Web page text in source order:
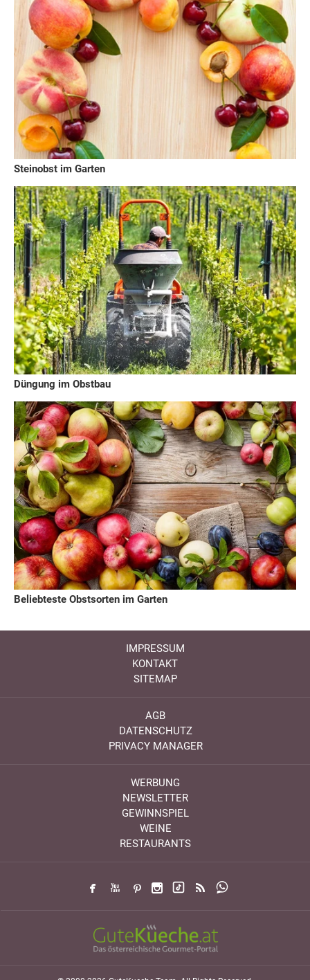
Steinobst im Garten
Düngung im Obstbau
Beliebteste Obstsorten im Garten
IMPRESSUM
KONTAKT
SITEMAP
AGB
DATENSCHUTZ
PRIVACY MANAGER
WERBUNG
NEWSLETTER
GEWINNSPIEL
WEINE
RESTAURANTS